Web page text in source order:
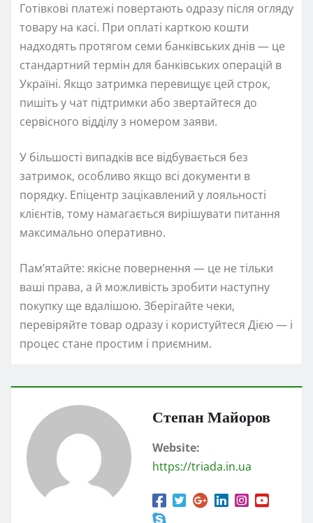
Готівкові платежі повертають одразу після огляду
товару на касі. При оплаті карткою кошти
надходять протягом семи банківських днів — це
стандартний термін для банківських операцій в
Україні. Якщо затримка перевищує цей строк,
пишіть у чат підтримки або звертайтеся до
сервісного відділу з номером заяви.
У більшості випадків все відбувається без
затримок, особливо якщо всі документи в
порядку. Епіцентр зацікавлений у лояльності
клієнтів, тому намагається вирішувати питання
максимально оперативно.
Пам’ятайте: якісне повернення — це не тільки
ваші права, а й можливість зробити наступну
покупку ще вдалішою. Зберігайте чеки,
перевіряйте товар одразу і користуйтеся Дією — і
процес стане простим і приємним.
Степан Майоров
Website:
https://triada.in.ua